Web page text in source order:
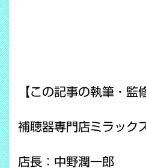
【この記事の執筆・監
補聴器専門店ミラック
店長：中野潤一郎